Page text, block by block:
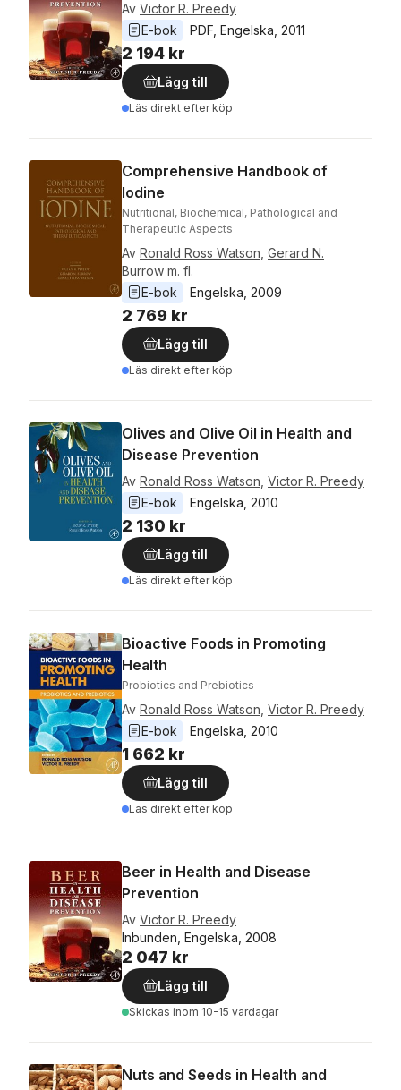
Av Victor R. Preedy
E-bok
PDF Engelska 2011
2 194 kr
Lägg till
Läs direkt efter köp
Comprehensive Handbook of
Iodine
Nutritional, Biochemical, Pathological and
Therapeutic Aspects
Av Ronald Ross Watson Gerard N.
Burrow m. fl.
E-bok
Engelska 2009
2 769 kr
Lägg till
Läs direkt efter köp
Olives and Olive Oil in Health and
Disease Prevention
Av Ronald Ross Watson Victor R. Preedy
E-bok
Engelska 2010
2 130 kr
Lägg till
Läs direkt efter köp
Bioactive Foods in Promoting
Health
Probiotics and Prebiotics
Av Ronald Ross Watson Victor R. Preedy
E-bok
Engelska 2010
1 662 kr
Lägg till
Läs direkt efter köp
Beer in Health and Disease
Prevention
Av Victor R. Preedy
Inbunden, Engelska, 2008
2 047 kr
Lägg till
Skickas inom 10-15 vardagar
Nuts and Seeds in Health and